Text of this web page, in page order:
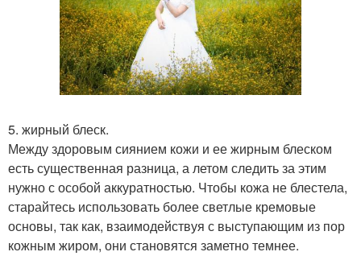
5. жирный блеск.
Между здоровым сиянием кожи и ее жирным блеском
есть существенная разница, а летом следить за этим
нужно с особой аккуратностью. Чтобы кожа не блестела,
старайтесь использовать более светлые кремовые
основы, так как, взаимодействуя с выступающим из пор
кожным жиром, они становятся заметно темнее.